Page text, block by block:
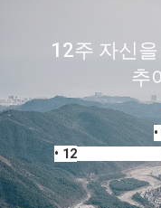
12주 자신
추
• 12주 양식 찬송 -